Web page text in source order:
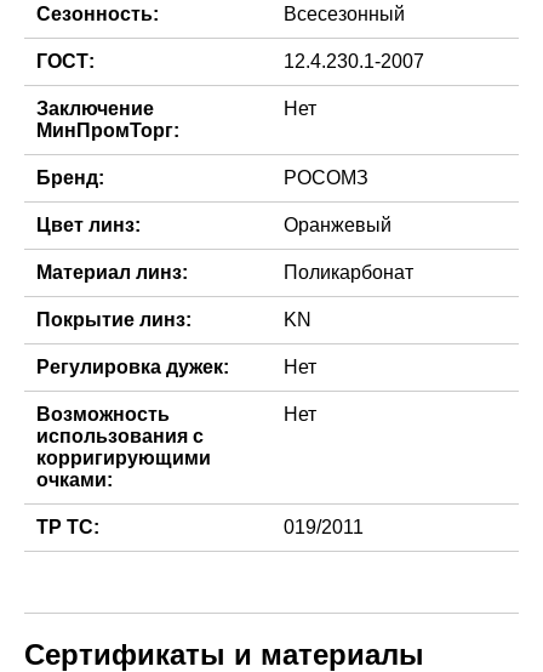
Сезонность: Всесезонный
ГОСТ: 12.4.230.1-2007
Заключение
МинПромТорг:
Нет
Бренд: РОСОМЗ
Цвет линз: Оранжевый
Материал линз: Поликарбонат
Покрытие линз: KN
Регулировка дужек: Нет
Возможность
использования с
корригирующими
очками:
Нет
ТР ТС: 019/2011
Сертификаты и материалы